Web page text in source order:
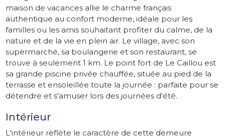
maison de vacances allie le charme français
authentique au confort moderne, idéale pour les
familles ou les amis souhaitant profiter du calme, de la
nature et de la vie en plein air. Le village, avec son
supermarché, sa boulangerie et son restaurant, se
trouve à seulement 1 km. Le point fort de Le Caillou est
sa grande piscine privée chauffée, située au pied de la
terrasse et ensoleillée toute la journée : parfaite pour se
détendre et s'amuser lors des journées d'été.
Intérieur
L'intérieur reflète le caractère de cette demeure